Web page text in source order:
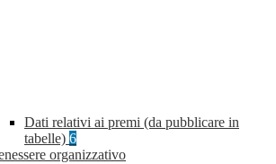
Dati relativi ai premi (da pubblicare in
tabelle) 6
organizzativo